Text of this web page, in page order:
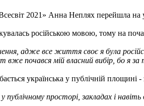
2021» Анна Неплях перейшла на
російською мовою, тому на
адже все життя своє я була
вже почався мій власний вибір, бо я
українська у публічній площині -
публічному просторі, закладах і